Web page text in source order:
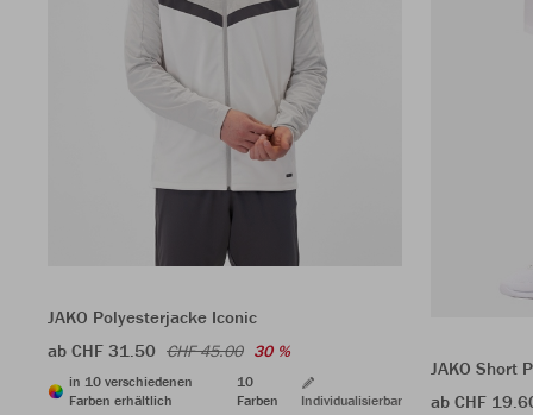
JAKO Polyesterjacke Iconic
ab CHF 31.50 CHF 45.00 30 %
in 10 verschiedenen
Farben erhältlich
10
Farben
Individualisierbar
JAKO Short
ab CHF